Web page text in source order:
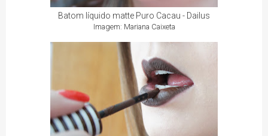
Batom líquido matte Puro Cacau - Dailus
Imagem: Mariana Caixeta